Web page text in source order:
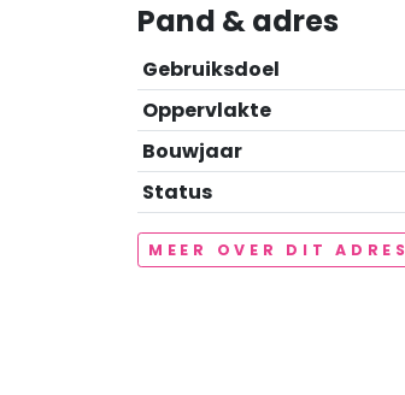
Pand & adres
Gebruiksdoel
Oppervlakte
Bouwjaar
Status
MEER OVER DIT ADRES